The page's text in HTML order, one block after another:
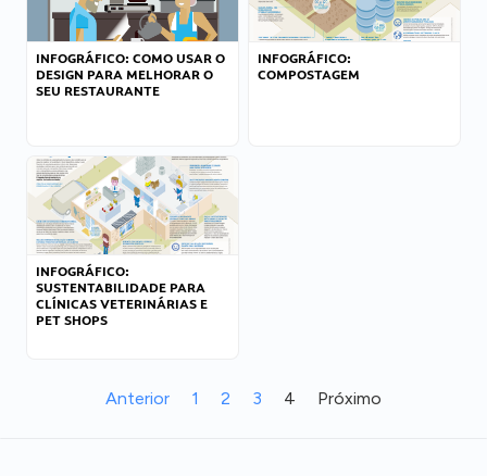
INFOGRÁFICO: COMO USAR O
DESIGN PARA MELHORAR O
SEU RESTAURANTE
INFOGRÁFICO:
COMPOSTAGEM
INFOGRÁFICO:
SUSTENTABILIDADE PARA
CLÍNICAS VETERINÁRIAS E
PET SHOPS
Anterior 1 2 3 4 Próximo